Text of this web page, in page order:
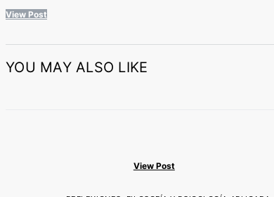
View Post
YOU MAY ALSO LIKE
View Post